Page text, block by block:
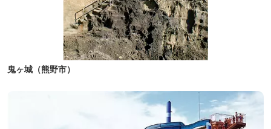
鬼ヶ城（熊野市）